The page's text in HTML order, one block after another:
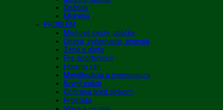
Spánok
Migréna
PROBLÉM
Močové cesty, obličky
Únava, vyčerpanie, energia
Žena a dieťa
Pre športovcov
Hojenie rán
Menštruácia a menopauza
Krvný cukor
Ochrana pred slnkom
Prostata